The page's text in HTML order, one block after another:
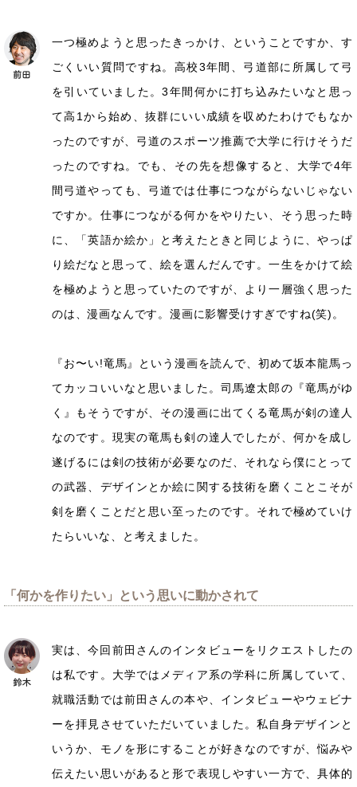
一つ極めようと思ったきっかけ、ということですか、す
ごくいい質問ですね。高校3年間、弓道部に所属して弓
を引いていました。3年間何かに打ち込みたいなと思っ
て高1から始め、抜群にいい成績を収めたわけでもなか
ったのですが、弓道のスポーツ推薦で大学に行けそうだ
ったのですね。でも、その先を想像すると、大学で4年
間弓道やっても、弓道では仕事につながらないじゃない
ですか。仕事につながる何かをやりたい、そう思った時
に、「英語か絵か」と考えたときと同じように、やっぱ
り絵だなと思って、絵を選んだんです。一生をかけて絵
を極めようと思っていたのですが、より一層強く思った
のは、漫画なんです。漫画に影響受けすぎですね(笑)。
『お〜い!竜馬』という漫画を読んで、初めて坂本龍馬っ
てカッコいいなと思いました。司馬遼太郎の『竜馬がゆ
く』もそうですが、その漫画に出てくる竜馬が剣の達人
なのです。現実の竜馬も剣の達人でしたが、何かを成し
遂げるには剣の技術が必要なのだ、それなら僕にとって
の武器、デザインとか絵に関する技術を磨くことこそが
剣を磨くことだと思い至ったのです。それで極めていけ
たらいいな、と考えました。
「何かを作りたい」という思いに動かされて
実は、今回前田さんのインタビューをリクエストしたの
は私です。大学ではメディア系の学科に所属していて、
就職活動では前田さんの本や、インタビューやウェビナ
ーを拝見させていただいていました。私自身デザインと
いうか、モノを形にすることが好きなのですが、悩みや
伝えたい思いがあると形で表現しやすい一方で、具体的